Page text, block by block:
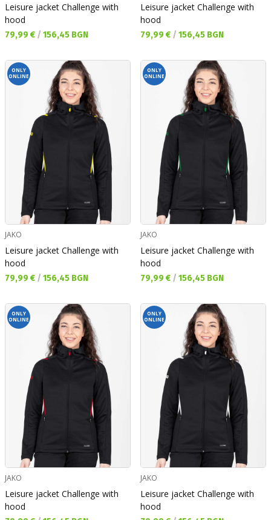
Leisure jacket Challenge with
hood
Текуща цена:
79,99 € / 156,45 BGN
Leisure jacket Challenge with
hood
Текуща цена:
79,99 € / 156,45 BGN
ONLY
ONLINE
JAKO
Leisure jacket Challenge with
hood
Текуща цена:
79,99 € / 156,45 BGN
ONLY
ONLINE
JAKO
Leisure jacket Challenge with
hood
Текуща цена:
79,99 € / 156,45 BGN
ONLY
ONLINE
JAKO
Leisure jacket Challenge with
hood
ONLY
ONLINE
JAKO
Leisure jacket Challenge with
hood